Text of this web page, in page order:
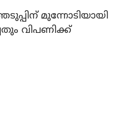
മുന്നോടിയായി
വിപണിക്ക്